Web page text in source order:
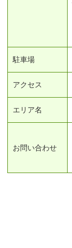
駐車場
アクセス
エリア名
お問い合わせ